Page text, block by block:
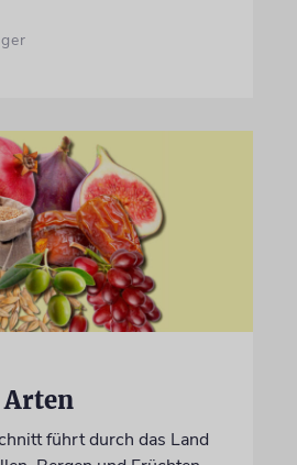
Arten
führt durch das Land